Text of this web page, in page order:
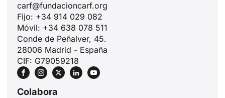
carf@fundacioncarf.org
Fijo: +34 914 029 082
Móvil: +34 638 078 511
Conde de Peñalver, 45.
28006 Madrid - España
CIF: G79059218
Colabora